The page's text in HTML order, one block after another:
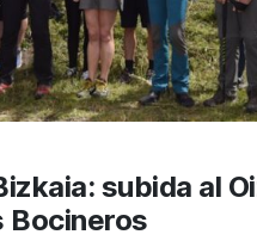
subida al
Bocineros